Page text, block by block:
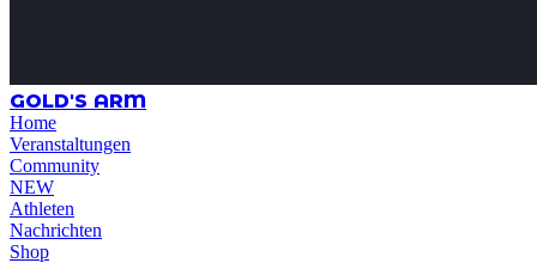
GOLD'S ARM
Home
Veranstaltungen
Community
NEW
Athleten
Nachrichten
Shop